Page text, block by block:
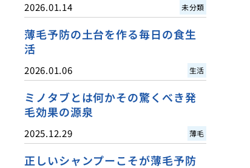
2026.01.14 未分類
薄毛予防の土台を作る毎日の食生
活
2026.01.06 生活
ミノタブとは何かその驚くべき発
毛効果の源泉
2025.12.29 薄毛
正しいシャンプーこそが薄毛予防